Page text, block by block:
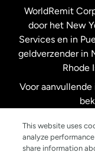
Zweden
WorldRemit
door het New
Services en in
geldverzender in
Rhode
Voor
This website uses
analyze
share information